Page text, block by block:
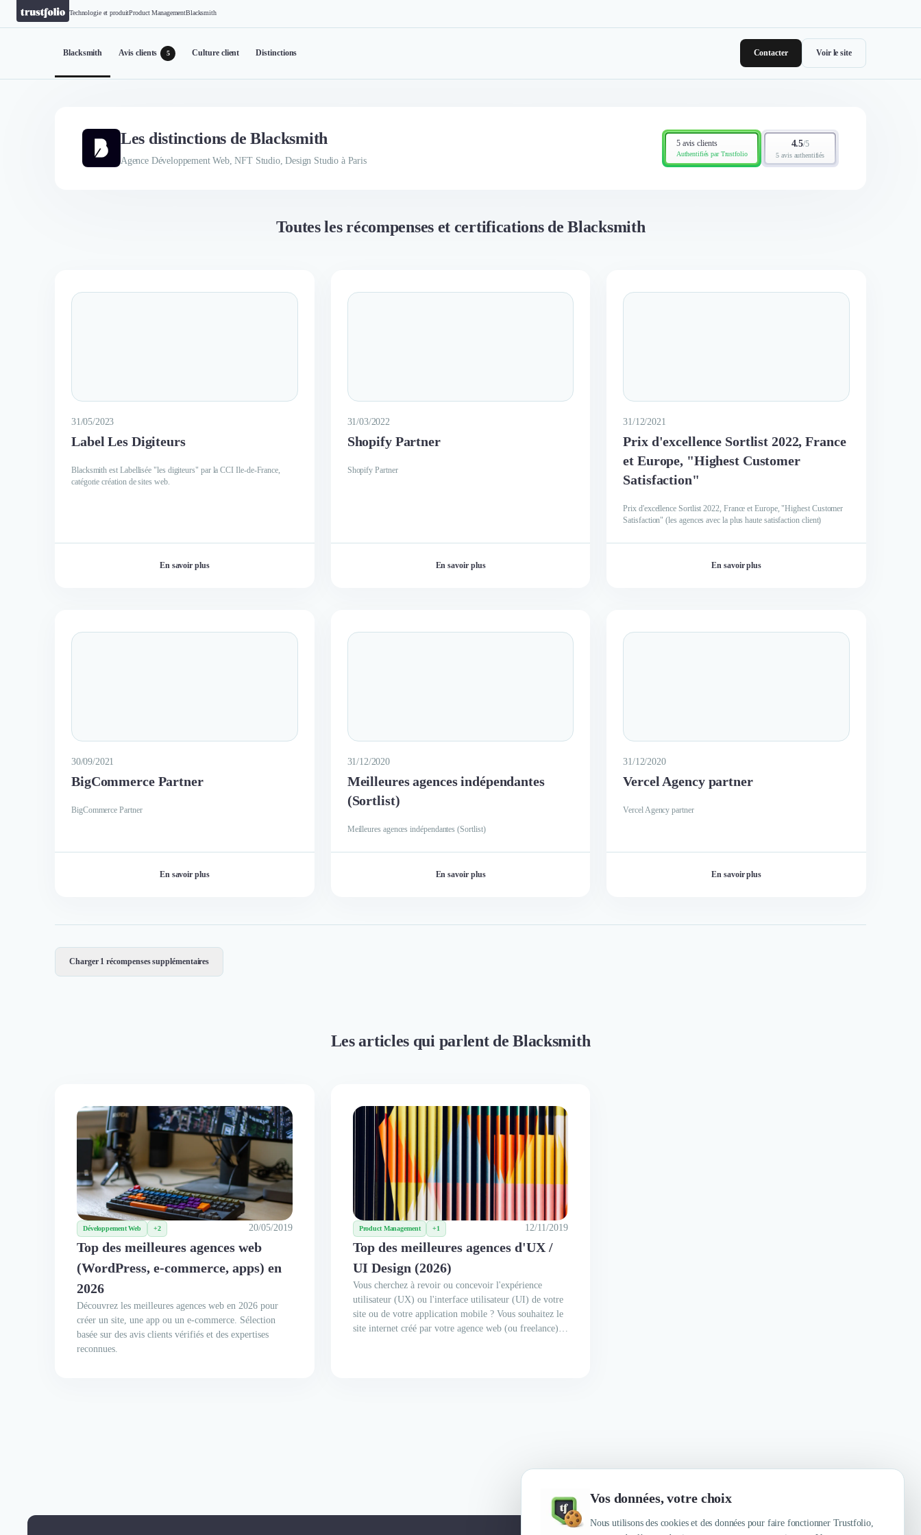
Vos données, votre choix
Nous utilisons des cookies et des données pour faire fonctionner Trustfolio,
Technologie et produitProduct ManagementBlacksmith
Contacter Voir le site
Blacksmith Avis clients 5 Culture client Distinctions
Les distinctions de Blacksmith
Agence Développement Web, NFT Studio, Design Studio à Paris
5 avis clients
Authentifiés par Trustfolio
4.5/5
5 avis authentifiés
Toutes les récompenses et certifications de Blacksmith
31/05/2023
Label Les Digiteurs
Blacksmith est Labellisée "les digiteurs" par la CCI Ile-de-France,
catégorie création de sites web.
En savoir plus
31/03/2022
Shopify Partner
Shopify Partner
En savoir plus
31/12/2021
Prix d'excellence Sortlist 2022, France
et Europe, "Highest Customer
Satisfaction"
Prix d'excellence Sortlist 2022, France et Europe, "Highest Customer
Satisfaction" (les agences avec la plus haute satisfaction client)
En savoir plus
30/09/2021
BigCommerce Partner
BigCommerce Partner
En savoir plus
31/12/2020
Meilleures agences indépendantes
(Sortlist)
Meilleures agences indépendantes (Sortlist)
En savoir plus
31/12/2020
Vercel Agency partner
Vercel Agency partner
En savoir plus
Charger 1 récompenses supplémentaires
Les articles qui parlent de Blacksmith
Développement Web +2 20/05/2019
Top des meilleures agences web
(WordPress, e-commerce, apps) en
2026
Découvrez les meilleures agences web en 2026 pour
créer un site, une app ou un e-commerce. Sélection
basée sur des avis clients vérifiés et des expertises
reconnues.
Product Management +1 12/11/2019
Top des meilleures agences d'UX /
UI Design (2026)
Vous cherchez à revoir ou concevoir l'expérience
utilisateur (UX) ou l'interface utilisateur (UI) de votre
site ou de votre application mobile ? Vous souhaitez le
site internet créé par votre agence web (ou freelance) et